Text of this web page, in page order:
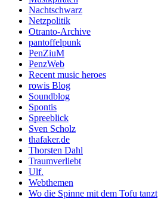
Nachtschwarz
Netzpolitik
Otranto-Archive
pantoffelpunk
PenZiuM
PenzWeb
Recent music heroes
rowis Blog
Soundblog
Spontis
Spreeblick
Sven Scholz
thafaker.de
Thorsten Dahl
Traumverliebt
Ulf.
Webthemen
Wo die Spinne mit dem Tofu tanzt